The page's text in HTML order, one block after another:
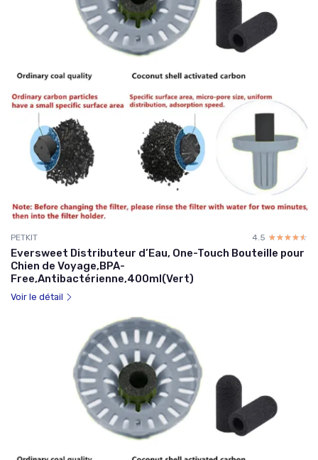
PETKIT 4.5 ☆☆☆☆☆
★★★★★
Eversweet Distributeur d’Eau, One-Touch Bouteille pour
Chien de Voyage,BPA-
Free,Antibactérienne,400ml(Vert)
Voir le détail